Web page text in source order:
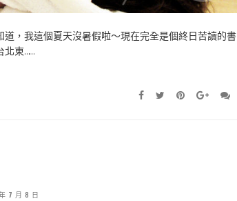
，我這個夏天沒暑假啦～現在完全是個終日苦讀的書
北東……
7 月 8 日